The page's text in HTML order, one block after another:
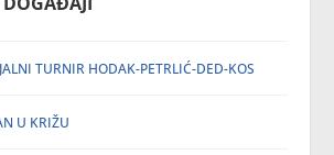
TURNIR HODAK-PETRLIĆ-DED-KOS
U KRIŽU